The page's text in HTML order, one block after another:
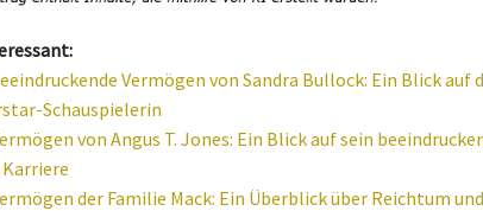
Vermögen von Sandra Bullock: Ein Blick
Schauspielerin
von Angus T. Jones: Ein Blick auf sein
der Familie Mack: Ein Überblick über Reichtum